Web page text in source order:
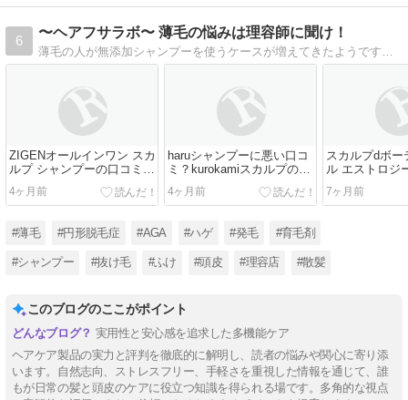
6
〜ヘアフサラボ〜 薄毛の悩みは理容師に聞け！
薄毛の人が無添加シャンプーを使うケースが増えてきたようです。 これは私の理容店でも見られる現象です。 そこで今回は無添加シャンプーについて調べてみました。 無添加シャンプーとは そもそも無添加シャンプーって何なのでしょう…
ZIGENオールインワン スカ
ルプ シャンプーの口コミ・
解析まとめ｜全身洗える
「純石けん」の実力とは？
4ヶ月前
haruシャンプーに悪い口コ
ミ？kurokamiスカルプの真
実と、30代・40代が選ぶべ
き7つの理由
4ヶ月前
スカルプdボー
ル エストロジ
セラム 薬用
とは｜女性の
7ヶ月前
#薄毛 #円形脱毛症 #AGA #ハゲ #発毛 #育毛剤
#シャンプー #抜け毛 #ふけ #頭皮 #理容店 #散髪
このブログのここがポイント
実用性と安心感を追求した多機能ケア
ヘアケア製品の実力と評判を徹底的に解明し、読者の悩みや関心に寄り添
います。自然志向、ストレスフリー、手軽さを重視した情報を通じて、誰
もが日常の髪と頭皮のケアに役立つ知識を得られる場です。多角的な視点